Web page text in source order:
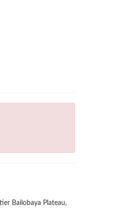
Bailobaya Plateau,